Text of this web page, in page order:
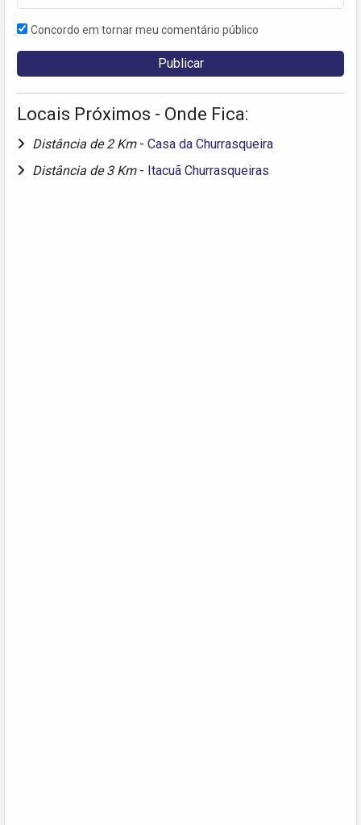
Concordo em tornar meu comentário público
Locais Próximos - Onde Fica:
Distância de 2 Km - Casa da Churrasqueira
Distância de 3 Km - Itacuã Churrasqueiras